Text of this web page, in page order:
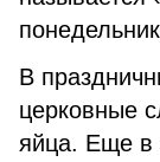
В
церковные
яйца. Еще в